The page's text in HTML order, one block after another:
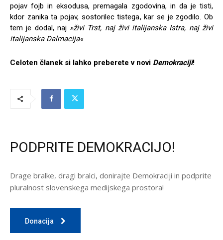
pojav fojb in eksodusa, premagala zgodovina, in da je tisti,
kdor zanika ta pojav, sostorilec tistega, kar se je zgodilo. Ob
tem je dodal, naj »živi Trst, naj živi italijanska Istra, naj živi
italijanska Dalmacija«.
Celoten članek si lahko preberete v novi Demokraciji!
PODPRITE DEMOKRACIJO!
Drage bralke, dragi bralci, donirajte Demokraciji in podprite
pluralnost slovenskega medijskega prostora!
Donacija